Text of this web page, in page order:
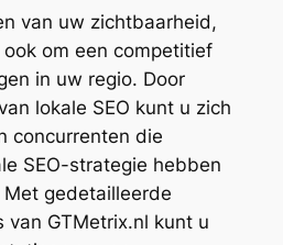
van uw zichtbaarheid,
ook om een competitief
in uw regio. Door
lokale SEO kunt u zich
concurrenten die
SEO-strategie hebben
gedetailleerde
van GTMetrix.nl kunt u